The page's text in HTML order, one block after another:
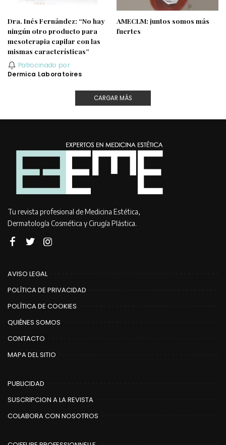
Dra. Inés Fernández: “No hay
ningún otro producto para
mesoterapia capilar con las
mismas características”
Patrocinado por
Dermica Laboratoires
AMECLM: juntos somos más
fuertes
CARGAR MÁS
Tu revista profesional de Medicina Estética,
Dermatología Cosmética y Cirugía Plástica.
AVISO LEGAL
POLÍTICA DE PRIVACIDAD
POLÍTICA DE COOKIES
QUIÉNES SOMOS
CONTACTO
MAPA DEL SITIO
PUBLICIDAD
SUSCRIPCION A LA REVISTA
COLABORA CON NOSOTROS